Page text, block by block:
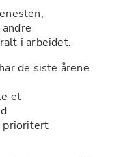
i arbeidet.
de siste årene
et
prioritert